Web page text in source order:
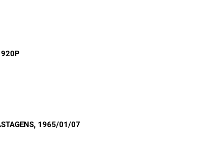
, 1965/01/07